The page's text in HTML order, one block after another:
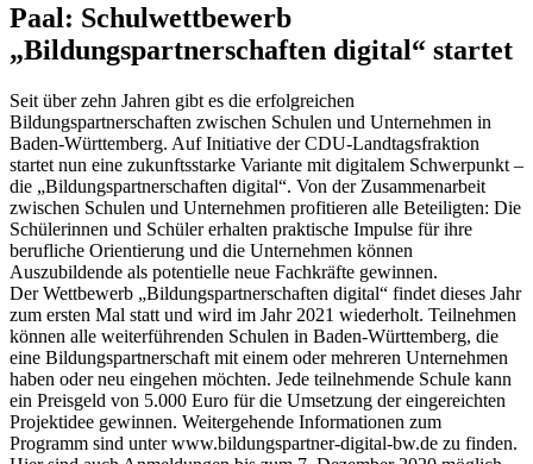
Paal: Schulwettbewerb
„Bildungspartnerschaften digital“ startet
Seit über zehn Jahren gibt es die erfolgreichen
Bildungspartnerschaften zwischen Schulen und Unternehmen in
Baden-Württemberg. Auf Initiative der CDU-Landtagsfraktion
startet nun eine zukunftsstarke Variante mit digitalem Schwerpunkt –
die „Bildungspartnerschaften digital“. Von der Zusammenarbeit
zwischen Schulen und Unternehmen profitieren alle Beteiligten: Die
Schülerinnen und Schüler erhalten praktische Impulse für ihre
berufliche Orientierung und die Unternehmen können
Auszubildende als potentielle neue Fachkräfte gewinnen.
Der Wettbewerb „Bildungspartnerschaften digital“ findet dieses Jahr
zum ersten Mal statt und wird im Jahr 2021 wiederholt. Teilnehmen
können alle weiterführenden Schulen in Baden-Württemberg, die
eine Bildungspartnerschaft mit einem oder mehreren Unternehmen
haben oder neu eingehen möchten. Jede teilnehmende Schule kann
ein Preisgeld von 5.000 Euro für die Umsetzung der eingereichten
Projektidee gewinnen. Weitergehende Informationen zum
Programm sind unterwww.bildungspartner-digital-bw.de zu finden.